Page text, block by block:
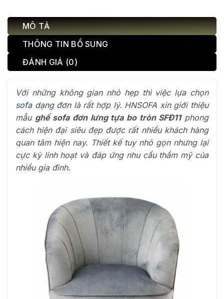
MÔ TẢ
THÔNG TIN BỔ SUNG
ĐÁNH GIÁ (0)
Với những không gian nhỏ hẹp thì việc lựa chọn
sofa dạng đơnlà rất hợp lý. HNSOFA xin giới thiệu
mẫu ghế sofa đơn lưng tựa bo tròn SFĐ11phong
cách hiện đại siêu đẹp được rất nhiều khách hàng
quan tâm hiện nay. Thiết kế tuy nhỏ gọn nhưng lại
cực kỳ linh hoạt và đáp ứng nhu cầu thẩm mỹ của
nhiều gia đình.